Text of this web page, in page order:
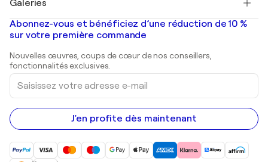
Banksy
Mr. Brainwash
Shepard Fairey
Tableaux abstraits à vendre
Peintures de paysage
Estampes
Peintures acryliques
Galeries
Galeries d'art en France
Galeries d'art en Belgique
Abonnez-vous et bénéficiez d’une réduction de 10 %
sur votre première commande
Nouvelles œuvres, coups de cœur de nos conseillers,
fonctionnalités exclusives.
Saisissez
votre
adresse
e-
mail
J'en profite dès maintenant